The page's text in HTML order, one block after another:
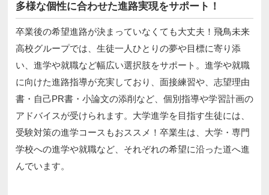
多様な個性に合わせた進路実現をサポート！
卒業後の希望進路が決まっていなくても大丈夫！飛鳥未来
高校グループでは、生徒一人ひとりの夢や目標に寄り添
い、進学や就職など幅広い選択肢をサポート。進学や就職
に向けた進路指導が充実しており、面接練習や、志望理由
書・自己PR書・小論文の添削など、個別指導や学習計画の
アドバイスが受けられます。大学進学を目指す生徒には、
受験対策の進学コースもおススメ！卒業生は、大学・専門
学校への進学や就職など、それぞれの希望に沿った道へ進
んでいます。